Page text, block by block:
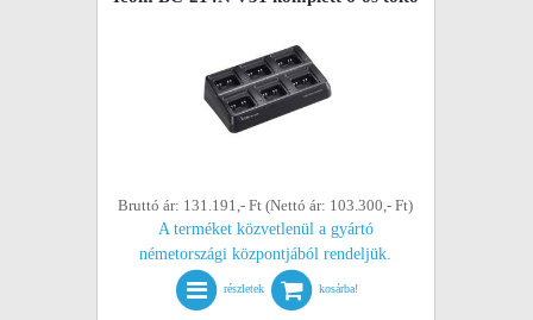
Bruttó ár: 131.191,- Ft (Nettó ár: 103.300,- Ft)
A terméket közvetlenül a gyártó
németországi központjából rendeljük.
részletek kosárba!